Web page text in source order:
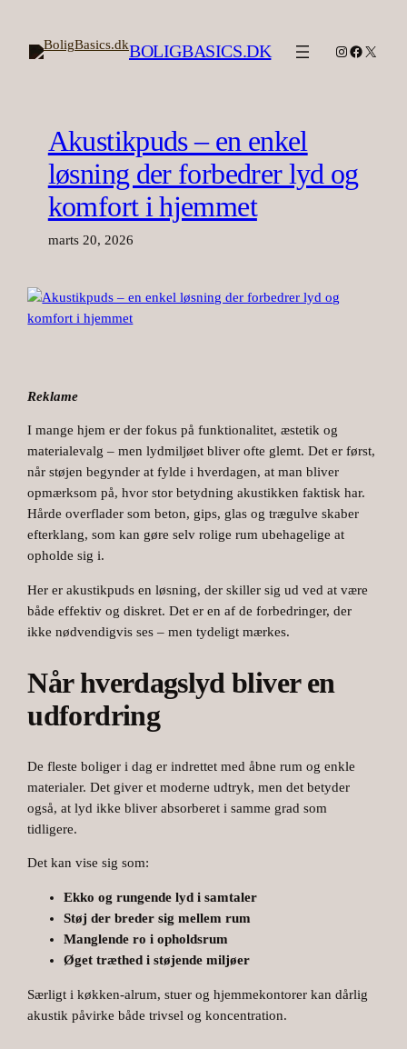
indhold
BOLIGBASICS.DK Instagram
Facebook
X
Akustikpuds – en enkel
løsning der forbedrer lyd og
komfort i hjemmet
marts 20, 2026
Reklame
I mange hjem er der fokus på funktionalitet, æstetik og
materialevalg – men lydmiljøet bliver ofte glemt. Det er først,
når støjen begynder at fylde i hverdagen, at man bliver
opmærksom på, hvor stor betydning akustikken faktisk har.
Hårde overflader som beton, gips, glas og trægulve skaber
efterklang, som kan gøre selv rolige rum ubehagelige at
opholde sig i.
Her er akustikpuds en løsning, der skiller sig ud ved at være
både effektiv og diskret. Det er en af de forbedringer, der
ikke nødvendigvis ses – men tydeligt mærkes.
Når hverdagslyd bliver en
udfordring
De fleste boliger i dag er indrettet med åbne rum og enkle
materialer. Det giver et moderne udtryk, men det betyder
også, at lyd ikke bliver absorberet i samme grad som
tidligere.
Det kan vise sig som:
Ekko og rungende lyd i samtaler
Støj der breder sig mellem rum
Manglende ro i opholdsrum
Øget træthed i støjende miljøer
Særligt i køkken-alrum, stuer og hjemmekontorer kan dårlig
akustik påvirke både trivsel og koncentration.